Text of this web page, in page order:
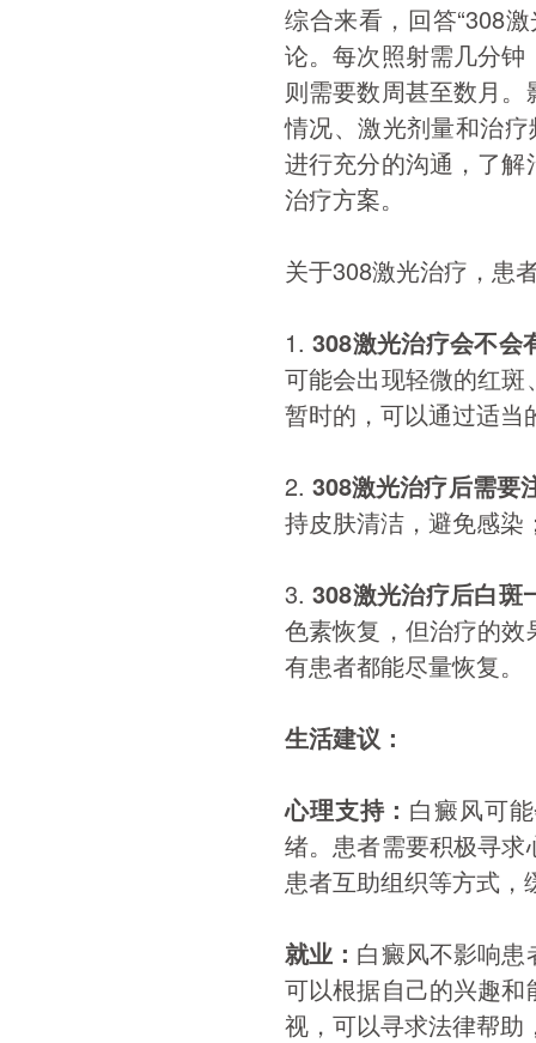
综合来看，回答“308
论。每次照射需几分
则需要数周甚至数月
情况、激光剂量和治
进行充分的沟通，了
治疗方案。
关于308激光治疗，患
1.308激光治疗会不会
可能会出现轻微的红
暂时的，可以通过适当
2.308激光治疗后需要
持皮肤清洁，避免感染
3.308激光治疗后白斑
色素恢复，但治疗的
有患者都能尽量恢复。
生活建议：
心理支持： 白癜风可
绪。患者需要积极寻
患者互助组织等方式
就业： 白癜风不影响
可以根据自己的兴趣
视，可以寻求法律帮助